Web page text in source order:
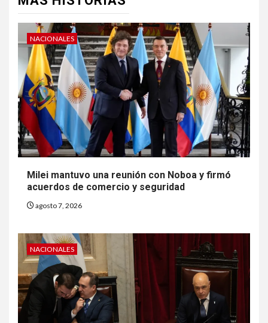
NACIONALES
Milei mantuvo una reunión con Noboa y firmó
acuerdos de comercio y seguridad
agosto 7, 2026
NACIONALES